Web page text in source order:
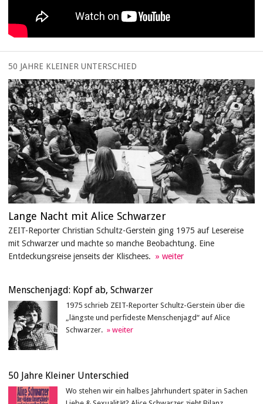
50 JAHRE KLEINER UNTERSCHIED
Lange Nacht mit Alice Schwarzer
ZEIT-Reporter Christian Schultz-Gerstein ging 1975 auf Lesereise
mit Schwarzer und machte so manche Beobachtung. Eine
Entdeckungsreise jenseits der Klischees.
Menschenjagd: Kopf ab, Schwarzer
1975 schrieb ZEIT-Reporter Schultz-Gerstein über die
„längste und perfideste Menschenjagd“ auf Alice
Schwarzer.
50 Jahre Kleiner Unterschied
Wo stehen wir ein halbes Jahrhundert später in Sachen